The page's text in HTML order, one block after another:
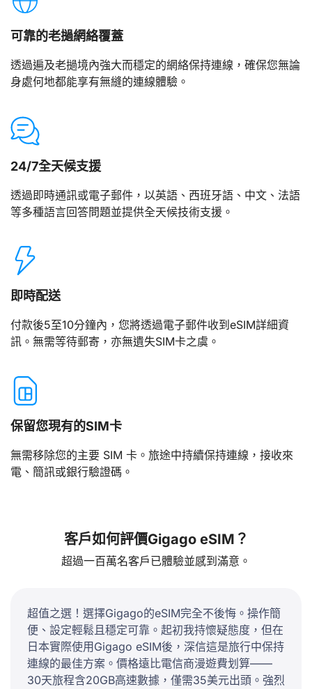
可靠的老撾網絡覆蓋
透過遍及老撾境內強大而穩定的網絡保持連線，確保您無論
身處何地都能享有無縫的連線體驗。
24/7全天候支援
透過即時通訊或電子郵件，以英語、西班牙語、中文、法語
等多種語言回答問題並提供全天候技術支援。
即時配送
付款後5至10分鐘內，您將透過電子郵件收到eSIM詳細資
訊。無需等待郵寄，亦無遺失SIM卡之虞。
保留您現有的SIM卡
無需移除您的主要 SIM 卡。旅途中持續保持連線，接收來
電、簡訊或銀行驗證碼。
客戶如何評價Gigago eSIM？
超過一百萬名客戶已體驗並感到滿意。
超值之選！選擇Gigago的eSIM完全不後悔。操作簡
便、設定輕鬆且穩定可靠。起初我持懷疑態度，但在
日本實際使用Gigago eSIM後，深信這是旅行中保持
連線的最佳方案。價格遠比電信商漫遊費划算——
30天旅程含20GB高速數據，僅需35美元出頭。強烈